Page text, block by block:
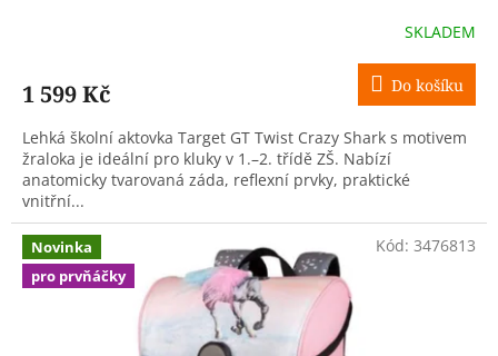
R
M
A
SKLADEM
1 599 Kč Do košíku
Lehká školní aktovka Target GT Twist Crazy Shark s motivem
žraloka je ideální pro kluky v 1.–2. třídě ZŠ. Nabízí
anatomicky tvarovaná záda, reflexní prvky, praktické
vnitřní...
Novinka
pro prvňáčky
Kód: 3476813